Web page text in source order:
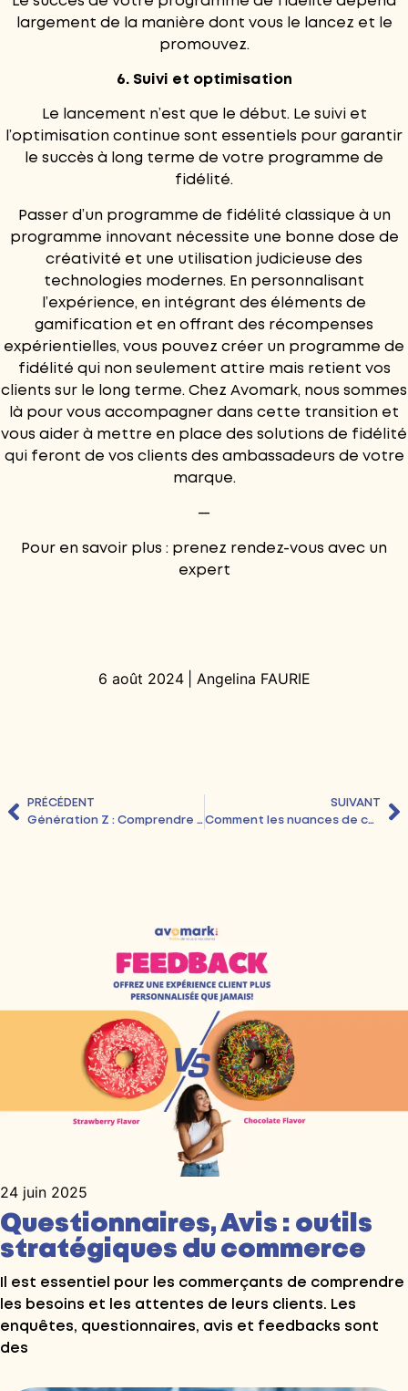
largement de la manière dont vous le lancez et le
promouvez.
6. Suivi et optimisation
Le lancement n’est que le début. Le suivi et
l’optimisation continue sont essentiels pour garantir
le succès à long terme de votre programme de
fidélité.
Passer d’un programme de fidélité classique à un
programme innovant nécessite une bonne dose de
créativité et une utilisation judicieuse des
technologies modernes. En personnalisant
l’expérience, en intégrant des éléments de
gamification et en offrant des récompenses
expérientielles, vous pouvez créer un programme de
fidélité qui non seulement attire mais retient vos
clients sur le long terme. Chez Avomark, nous sommes
là pour vous accompagner dans cette transition et
vous aider à mettre en place des solutions de fidélité
qui feront de vos clients des ambassadeurs de votre
marque.
—
Pour en savoir plus : prenez rendez-vous avec un
expert
6 août 2024 Angelina FAURIE
PRÉCÉDENT
Génération Z : Comprendre et fidéliser la nouvelle vague de consommateurs
SUIVANT
Comment les nuances de couleurs influencent la fidélisation ?
24 juin 2025
Questionnaires, Avis : outils
stratégiques du commerce
Il est essentiel pour les commerçants de comprendre
les besoins et les attentes de leurs clients. Les
enquêtes, questionnaires, avis et feedbacks sont
des